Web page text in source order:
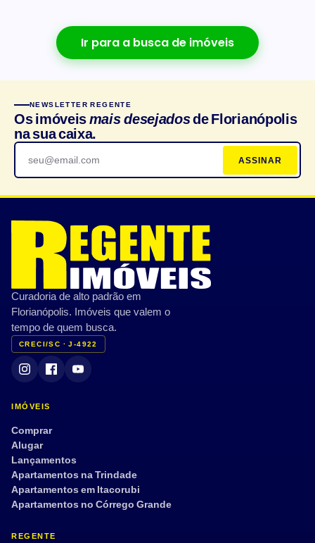
Ir para a busca de imóveis
NEWSLETTER REGENTE
Os imóveismais desejadosde Florianópolis
na sua caixa.
ASSINAR
Curadoria de alto padrão em
Florianópolis. Imóveis que valem o
tempo de quem busca.
CRECI/SC · J-4922
IMÓVEIS
Comprar
Alugar
Lançamentos
Apartamentos na Trindade
Apartamentos em Itacorubi
Apartamentos no Córrego Grande
REGENTE